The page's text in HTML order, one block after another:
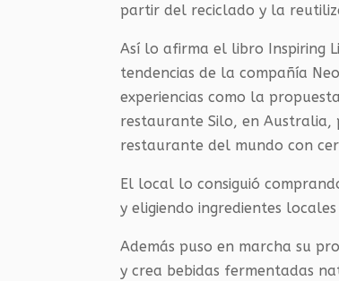
partir del reciclado y la
Así lo afirma el libro Inspiring
tendencias de la compañía
experiencias como la
restaurante Silo, en Australia,
restaurante del mundo con
El local lo consiguió
y eligiendo ingredientes
Además puso en marcha su
y crea bebidas fermentadas